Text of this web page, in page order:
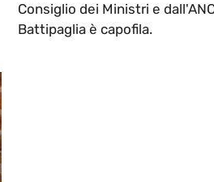
Consiglio dei Ministri e
Battipaglia è capofila.